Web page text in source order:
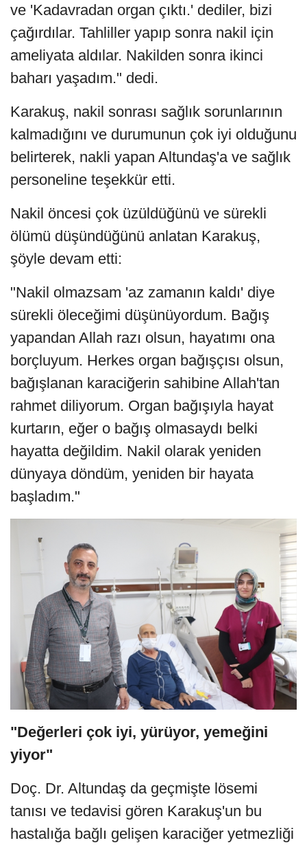
ve 'Kadavradan organ çıktı.' dediler, bizi
çağırdılar. Tahliller yapıp sonra nakil için
ameliyata aldılar. Nakilden sonra ikinci
baharı yaşadım." dedi.
Karakuş, nakil sonrası sağlık sorunlarının
kalmadığını ve durumunun çok iyi olduğunu
belirterek, nakli yapan Altundaş'a ve sağlık
personeline teşekkür etti.
Nakil öncesi çok üzüldüğünü ve sürekli
ölümü düşündüğünü anlatan Karakuş,
şöyle devam etti:
"Nakil olmazsam 'az zamanın kaldı' diye
sürekli öleceğimi düşünüyordum. Bağış
yapandan Allah razı olsun, hayatımı ona
borçluyum. Herkes organ bağışçısı olsun,
bağışlanan karaciğerin sahibine Allah'tan
rahmet diliyorum. Organ bağışıyla hayat
kurtarın, eğer o bağış olmasaydı belki
hayatta değildim. Nakil olarak yeniden
dünyaya döndüm, yeniden bir hayata
başladım."
"Değerleri çok iyi, yürüyor, yemeğini
yiyor"
Doç. Dr. Altundaş da geçmişte lösemi
tanısı ve tedavisi gören Karakuş'un bu
hastalığa bağlı gelişen karaciğer yetmezliği